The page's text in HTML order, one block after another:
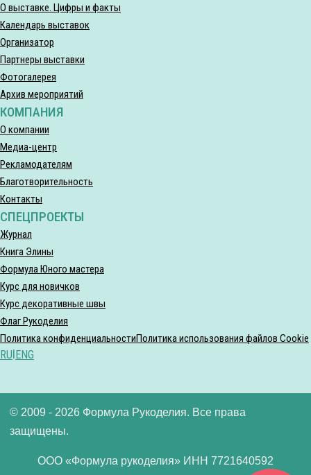
О выставке. Цифры и факты
Календарь выставок
Организатор
Партнеры выставки
Фотогалерея
Архив мероприятий
КОМПАНИЯ
О компании
Медиа-центр
Рекламодателям
Благотворительность
Контакты
СПЕЦПРОЕКТЫ
Журнал
Книга Элины
Формула Юного мастера
Курс для новичков
Курс декоративные швы
Флаг Рукоделия
Политика конфиденциальностиПолитика использования файлов Cookie
RU ENG
© 2009 - 2026 Формула Рукоделия. Все права
защищены.
ООО «Формула рукоделия» ИНН 7721640592